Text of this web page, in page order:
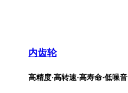
内齿轮
高精度·高转速·高寿命·低噪音